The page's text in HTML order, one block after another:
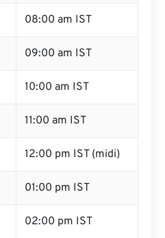
08:00 am IST
09:00 am IST
10:00 am IST
11:00 am IST
12:00 pm IST (midi)
01:00 pm IST
02:00 pm IST